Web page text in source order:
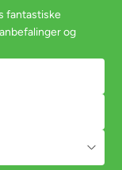
fantastiske
og